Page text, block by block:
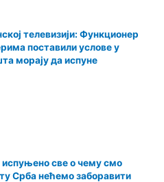
телевизији: Функционер
поставили услове у
морају да испуне
испуњено све о чему смо
Срба нећемо заборавити